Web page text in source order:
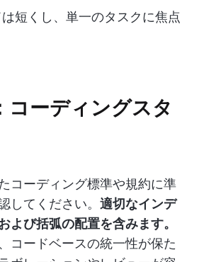
短くし、単一のタスクに焦点
コーディングスタ
コーディング標準や規約に準
してください。 適切なインデ
よび括弧の配置を含みます。
コードベースの統一性が保た